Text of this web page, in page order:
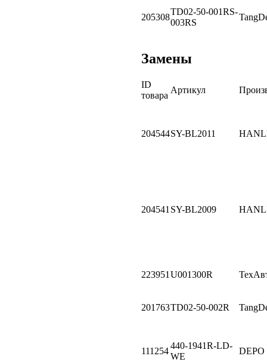
205308
TD02-50-001RS-
003RS
Замены
ID
товара
Артикул
204544SY-BL2011
204541 SY-BL2009
223951 U001300R
201763TD02-50-002R
111254
440-1941R-LD-
WE
DEPO